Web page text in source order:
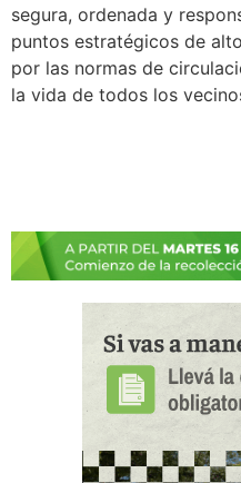
segura, ordenada y
puntos estratégicos de
por las normas de
la vida de todos los